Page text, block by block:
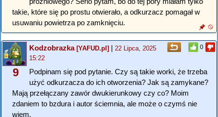
takie, które się po prostu otwierało, a odkurzacz pomagał w
usuwaniu powietrza po zamknięciu.
0
9
Kodzobrazka[YAFUD.pl] | 22 Lipca, 2025
15:22
Podpinam się pod pytanie. Czy są takie worki, że trzeba
użyć odkurzacza do ich otworzenia? Jak są zamykane?
Mają przełączany zawór dwukierunkowy czy co? Moim
zdaniem to bzdura i autor ściemnia, ale może o czymś nie
wiem.